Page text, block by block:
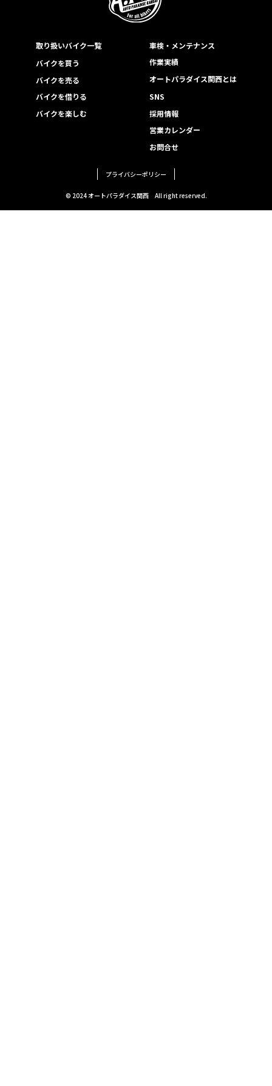
取り扱いバイク一覧
バイクを買う
バイクを売る
バイクを借りる
バイクを楽しむ
車検・メンテナンス
作業実績
オートパラダイス関西とは
SNS
採用情報
営業カレンダー
お問合せ
プライバシーポリシー
© 2024 オートパラダイス関西 All right reserved.